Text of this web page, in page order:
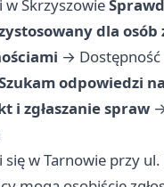
w Skrzyszowie
dla osób
→ Dostępność
odpowiedzi
i zgłaszanie spraw
w Tarnowie przy